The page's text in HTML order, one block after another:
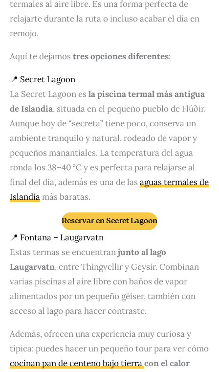
termales al aire libre. Es una forma perfecta de
relajarte durante la ruta o incluso acabar el día en
remojo.
Aquí te dejamos tres opciones diferentes:
📍 Secret Lagoon
La Secret Lagoon es la piscina termal más antigua
de Islandia, situada en el pequeño pueblo de Flúðir.
Aunque hoy de “secreta” tiene poco, conserva un
ambiente tranquilo y natural, rodeado de vapor y
pequeños manantiales. La temperatura del agua
ronda los 38–40 °C y es perfecta para relajarse al
final del día, además es una de las aguas termales de
Islandiamás baratas.
Reservar en Secret Lagoon
📍 Fontana – Laugarvatn
Estas termas se encuentranjunto al lago
Laugarvatn, entre Thingvellir y Geysir. Combinan
varias piscinas al aire libre con baños de vapor
alimentados por un pequeño géiser, también con
acceso al lago para hacer contraste.
Además, ofrecen una experiencia muy curiosa y
típica: puedes hacer un pequeño tour para ver cómo
cocinan pan de centeno bajo tierracon el calor